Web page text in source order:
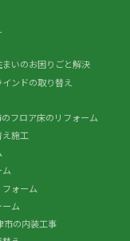
まいのお困りごと解決
ンドの取り替え
フロア床のリフォーム
施工
ム
ォーム
ム
市の内装工事